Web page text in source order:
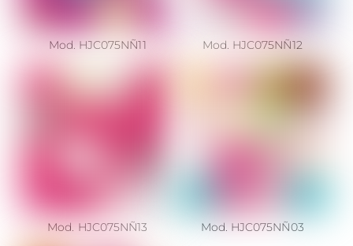
Mod. HJC075NÑ11 Mod. HJC075NÑ12
Mod. HJC075NÑ13 Mod. HJC075NÑ03